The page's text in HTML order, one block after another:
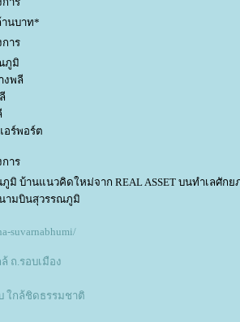
านบาท*
าร
ภูมิ
งพลี
อร์พอร์ต
าร
ภูมิ บ้านแนวคิดใหม่จาก REAL ASSET บนทำเลศัก
ามบินสุวรรณภูมิ
suvarnabhumi/
ถ.รอบเมือง
ใกล้ชิดธรรมชาติ